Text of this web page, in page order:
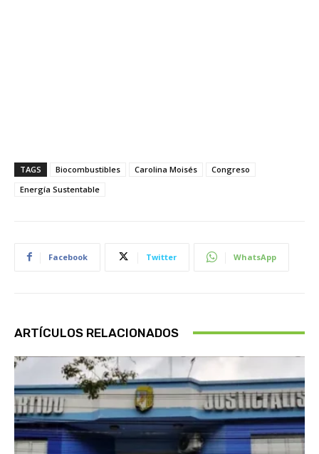
TAGS Biocombustibles Carolina Moisés
Congreso
Energía Sustentable
Facebook Twitter WhatsApp
ARTÍCULOS RELACIONADOS